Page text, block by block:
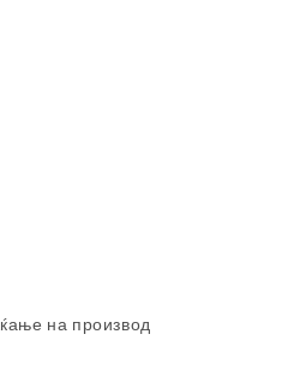
на производ